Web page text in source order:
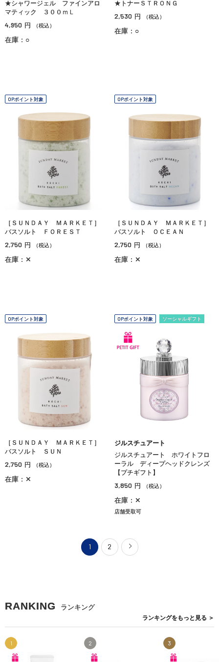
★シャワージェル ファインアロ
マティック ３００ｍＬ
4,950 円 （税込）
在庫：○
★トナーＳＴＲＯＮＧ
2,530 円 （税込）
在庫：○
OPポイント対象
［ＳＵＮＤＡＹ ＭＡＲＫＥＴ］
バスソルト ＦＯＲＥＳＴ
2,750 円 （税込）
在庫：✕
OPポイント対象
［ＳＵＮＤＡＹ ＭＡＲＫＥＴ］
バスソルト ＯＣＥＡＮ
2,750 円 （税込）
在庫：✕
OPポイント対象
［ＳＵＮＤＡＹ ＭＡＲＫＥＴ］
バスソルト ＳＵＮ
2,750 円 （税込）
在庫：✕
OPポイント対象 ソーシャルギフト
ジルスチュアート
ジルスチュアート ホワイトフロ
ーラル ディープヘッドクレンズ
【プチギフト】
3,850 円 （税込）
在庫：✕
店舗受取可
1 2
RANKING ランキング
ランキングをもっと見る ＞
1 2 3